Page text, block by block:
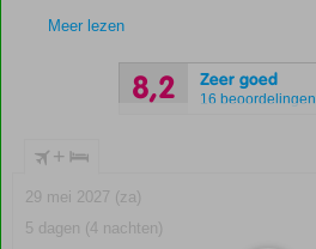
Meer lezen
8,2 Zeer goed
16 beoordelingen
+
29 mei 2027 (za)
5 dagen (4 nachten)